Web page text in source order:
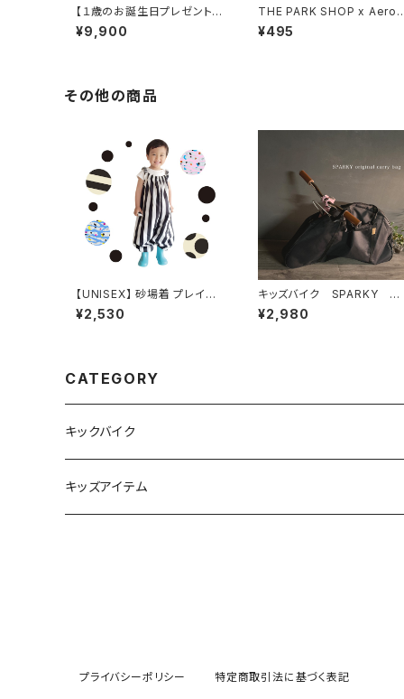
【１歳のお誕生日プレゼント】
乗用玩具 marm ベビースク
ーター 静音キャスター採用 3
¥9,900
THE PARK SHOP x Aero
Props 竹とんぼ ドラゴンフラ
イ Dragonfly
¥495
その他の商品
【UNISEX】 砂場着 プレイウ
ェア
¥2,530
キッズバイク SPARKY キ
ャリーバッグ キャリーケー
¥2,980
CATEGORY
キックバイク
車体
キッズアイテム
プライバシーポリシー 特定商取引法に基づく表記